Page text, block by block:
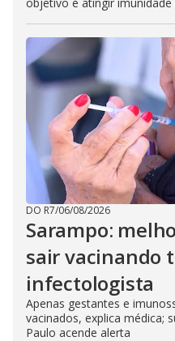
DO R7/06/08/2026
Sarampo:
sair vacinando
infectologista
Apenas gestantes e
vacinados, explica médica;
Paulo acende alerta